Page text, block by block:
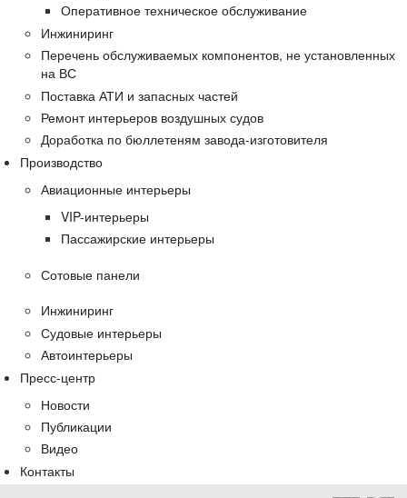
Оперативное техническое обслуживание
Инжиниринг
Перечень обслуживаемых компонентов, не установленных
на ВС
Поставка АТИ и запасных частей
Ремонт интерьеров воздушных судов
Доработка по бюллетеням завода-изготовителя
Производство
Авиационные интерьеры
VIP-интерьеры
Пассажирские интерьеры
Сотовые панели
Инжиниринг
Судовые интерьеры
Автоинтерьеры
Пресс-центр
Новости
Публикации
Видео
Контакты